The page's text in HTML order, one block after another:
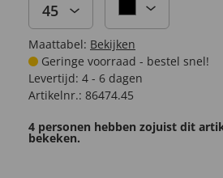
45
Maattabel: Bekijken
Geringe voorraad - bestel snel!
Levertijd: 4 - 6 dagen
Artikelnr.: 86474.45
4 personen hebben zojuist dit
bekeken.